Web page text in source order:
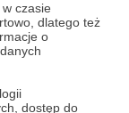
czasie
dlatego też
o
dostęp do